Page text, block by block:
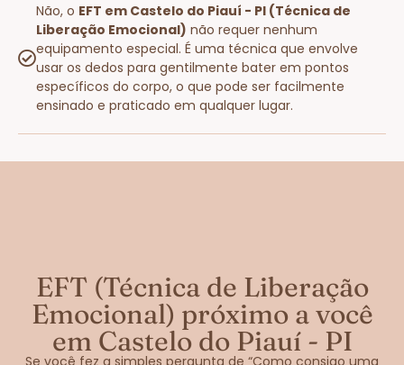
Não, o EFT em Castelo do Piauí - PI (Técnica de
Liberação Emocional) não requer nenhum
equipamento especial. É uma técnica que envolve
usar os dedos para gentilmente bater em pontos
específicos do corpo, o que pode ser facilmente
ensinado e praticado em qualquer lugar.
EFT (Técnica de Liberação
Emocional) próximo a você
em Castelo do Piauí - PI
Se você fez a simples pergunta de “Como consigo uma